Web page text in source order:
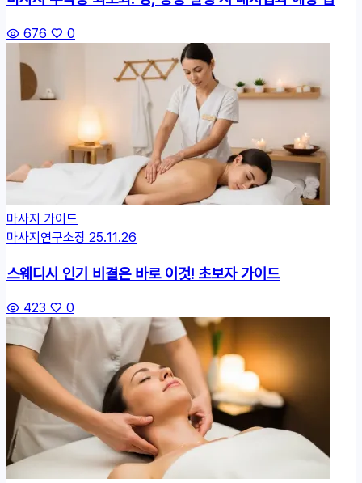
676 0
마사지 가이드
마사지연구소장25.11.26
스웨디시 인기 비결은 바로 이것! 초보자 가이드
423 0